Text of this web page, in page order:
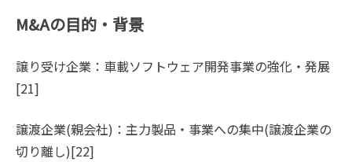
M&Aの目的・背景
譲り受け企業：車載ソフトウェア開発事業の強化・発展
[21]
譲渡企業(親会社)：主力製品・事業への集中(譲渡企業の
切り離し)[22]